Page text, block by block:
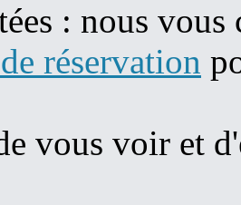
: nous vous
réservation
vous voir et